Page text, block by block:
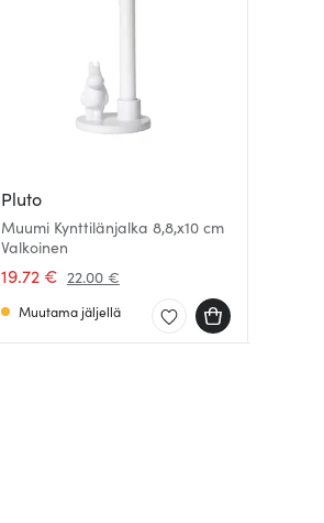
Pluto
Muumi Kynttilänjalka 8,8,x10 cm
Valkoinen
19.72 € 22.00 €
Muutama jäljellä